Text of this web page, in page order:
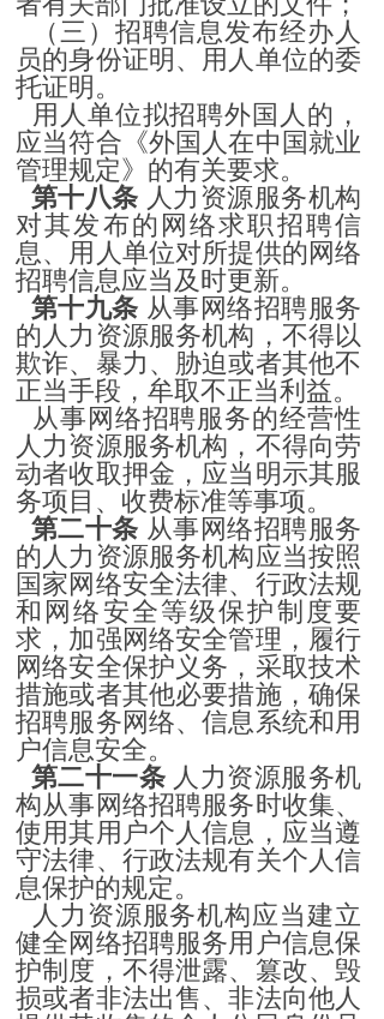
（三）招聘信息发布经办人
员的身份证明、用人单位的委
托证明。
用人单位拟招聘外国人的，
应当符合《外国人在中国就业
管理规定》的有关要求。
第十八条 人力资源服务机构
对其发布的网络求职招聘信
息、用人单位对所提供的网络
招聘信息应当及时更新。
第十九条 从事网络招聘服务
的人力资源服务机构，不得以
欺诈、暴力、胁迫或者其他不
正当手段，牟取不正当利益。
从事网络招聘服务的经营性
人力资源服务机构，不得向劳
动者收取押金，应当明示其服
务项目、收费标准等事项。
第二十条 从事网络招聘服务
的人力资源服务机构应当按照
国家网络安全法律、行政法规
和网络安全等级保护制度要
求，加强网络安全管理，履行
网络安全保护义务，采取技术
措施或者其他必要措施，确保
招聘服务网络、信息系统和用
户信息安全。
第二十一条 人力资源服务机
构从事网络招聘服务时收集、
使用其用户个人信息，应当遵
守法律、行政法规有关个人信
息保护的规定。
人力资源服务机构应当建立
健全网络招聘服务用户信息保
护制度，不得泄露、篡改、毁
损或者非法出售、非法向他人